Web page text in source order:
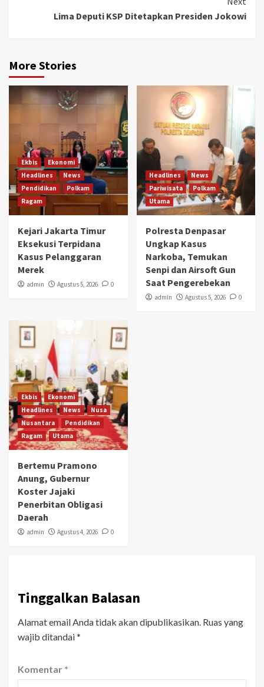
Lima Deputi KSP Ditetapkan Presiden Jokowi
More Stories
Ekbis
Ekonomi
Headlines
News
Pendidikan
Polkam
Ragam
Kejari Jakarta Timur
Eksekusi Terpidana
Kasus Pelanggaran
Merek
admin Agustus 5, 2026 0
Headlines
News
Pariwisata
Polkam
Utama
Polresta Denpasar
Ungkap Kasus
Narkoba, Temukan
Senpi dan Airsoft Gun
Saat Pengerebekan
admin Agustus 5, 2026 0
Ekbis
Ekonomi
Headlines
News
Nusa
Nusantara
Pendidikan
Ragam
Utama
Bertemu Pramono
Anung, Gubernur
Koster Jajaki
Penerbitan Obligasi
Daerah
admin Agustus 4, 2026 0
Tinggalkan Balasan
Alamat email Anda tidak akan dipublikasikan. Ruas yang
wajib ditandai*
Komentar *